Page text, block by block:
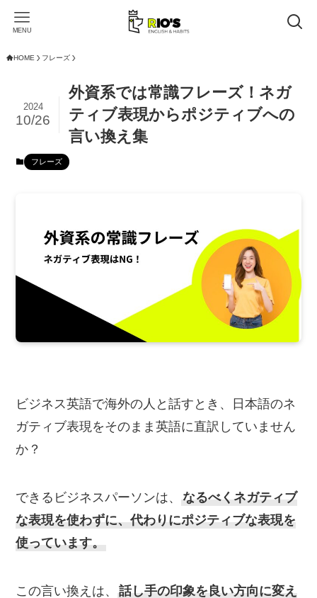
MENU
HOME フレーズ
外資系では常識フレーズ！ネガ
ティブ表現からポジティブへの
言い換え集
2024
10/26
フレーズ
ビジネス英語で海外の人と話すとき、日本語のネ
ガティブ表現をそのまま英語に直訳していません
か？
できるビジネスパーソンは、 なるべくネガティブ
な表現を使わずに、代わりにポジティブな表現を
使っています。
この言い換えは、 話し手の印象を良い方向に変え